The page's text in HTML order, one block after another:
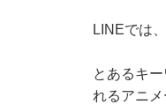
LINEでは
とあるキ
れるアニ